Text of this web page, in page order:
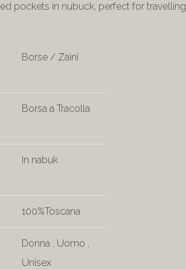
pockets in nubuck, perfect for travelling
Borse / Zaini
Borsa a Tracolla
In nabuk
100%Toscana
Donna , Uomo ,
Unisex